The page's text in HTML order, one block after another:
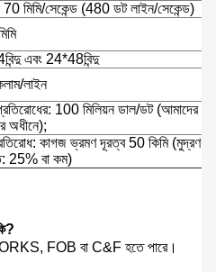
70 মিমি/সেকেন্ড (480 ডট লাইন/সেকেন্ড)
এবং 24*48বিন্দু
লাইন
100 মিলিয়ন ডাল/ডট (আমাদের
অধীনে);
কাগজ ভ্রমণ দূরত্ব 50 কিমি (মুদ্রণ
25% বা কম)
FOB বা C&F হতে পারে।